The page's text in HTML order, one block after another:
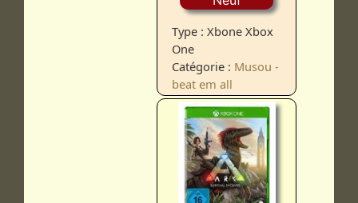
Type : Xbone Xbox
One
Catégorie : Musou -
beat em all